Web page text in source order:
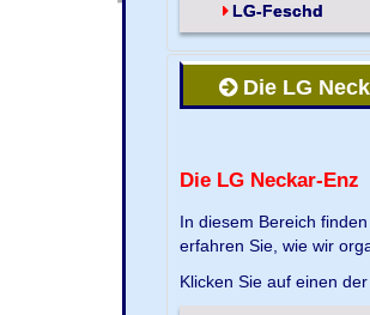
LG-Feschd
Die LG
Die LG Neckar-Enz
In diesem Bereich
erfahren Sie, wie wir
Klicken Sie auf einen